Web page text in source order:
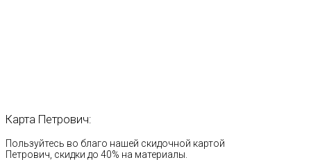
Карта Петрович:
Пользуйтесь во благо нашей скидочной картой
Петрович, скидки до 40% на материалы.